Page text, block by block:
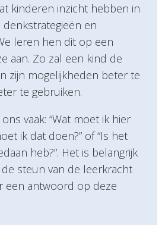
kinderen inzicht hebben in
en
leren hen dit op een
aan. Zo zal een kind de
zijn mogelijkheden beter te
te gebruiken.
vaak: “Wat moet ik hier
ik dat doen?” of “Is het
heb?”. Het is belangrijk
steun van de leerkracht
een antwoord op deze